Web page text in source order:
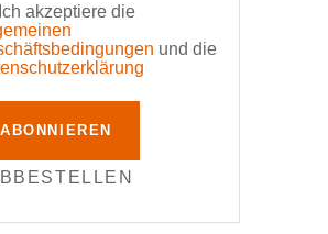
Ich akzeptiere die
und die
ABONNIEREN